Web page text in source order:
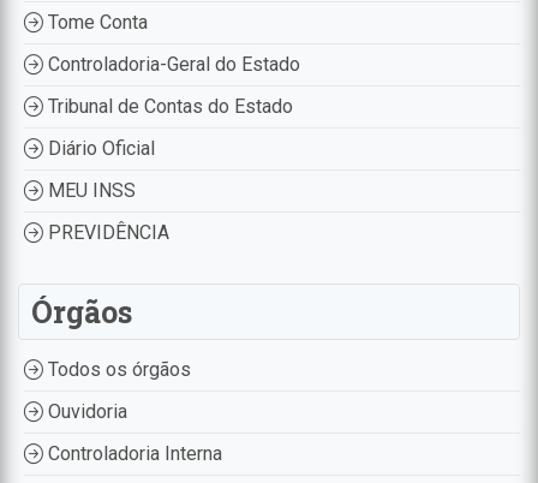
Tome Conta
Controladoria-Geral do Estado
Tribunal de Contas do Estado
Diário Oficial
MEU INSS
PREVIDÊNCIA
Órgãos
Todos os órgãos
Ouvidoria
Controladoria Interna